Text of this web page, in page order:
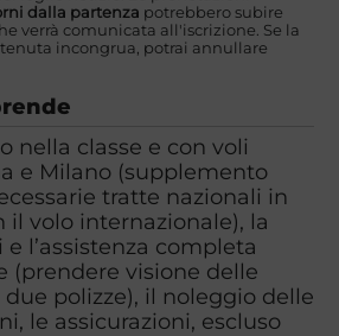
dalla partenza potrebbero subire
verrà comunicata all'iscrizione. Se la
incongrua, potrai annullare
nella classe e con voli
e Milano (supplemento
tratte nazionali in
il volo internazionale), la
l’assistenza completa
(prendere visione delle
polizze), il noleggio delle
le assicurazioni, escluso